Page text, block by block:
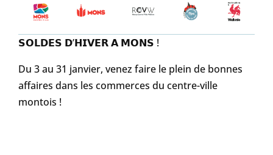
𝗦𝗢𝗟𝗗𝗘𝗦 𝗗’𝗛𝗜𝗩𝗘𝗥 𝗔 𝗠𝗢𝗡𝗦 !
Du 3 au 31 janvier, venez faire le plein de bonnes
affaires dans les commerces du centre-ville
montois !